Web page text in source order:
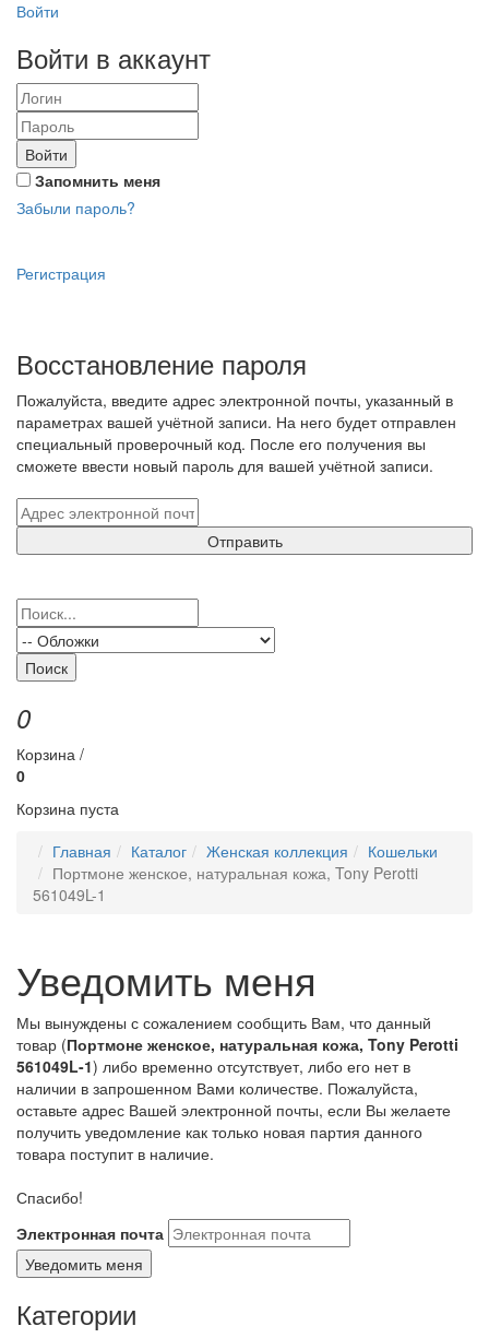
Войти
Войти в аккаунт
Войти
Запомнить меня
Забыли пароль?
Регистрация
Восстановление пароля
Пожалуйста, введите адрес электронной почты, указанный в
параметрах вашей учётной записи. На него будет отправлен
специальный проверочный код. После его получения вы
сможете ввести новый пароль для вашей учётной записи.
Отправить
Поиск
0
Корзина /
0
Корзина пуста
Главная
Каталог Женская коллекция
Кошельки
Портмоне женское, натуральная кожа, Tony Perotti
561049L-1
Уведомить меня
Мы вынуждены с сожалением сообщить Вам, что данный
товар (Портмоне женское, натуральная кожа, Tony Perotti
561049L-1) либо временно отсутствует, либо его нет в
наличии в запрошенном Вами количестве. Пожалуйста,
оставьте адрес Вашей электронной почты, если Вы желаете
получить уведомление как только новая партия данного
товара поступит в наличие.
Спасибо!
Электронная почта
Категории